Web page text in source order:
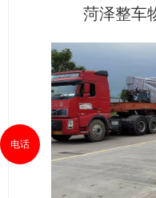
菏泽整车
电话